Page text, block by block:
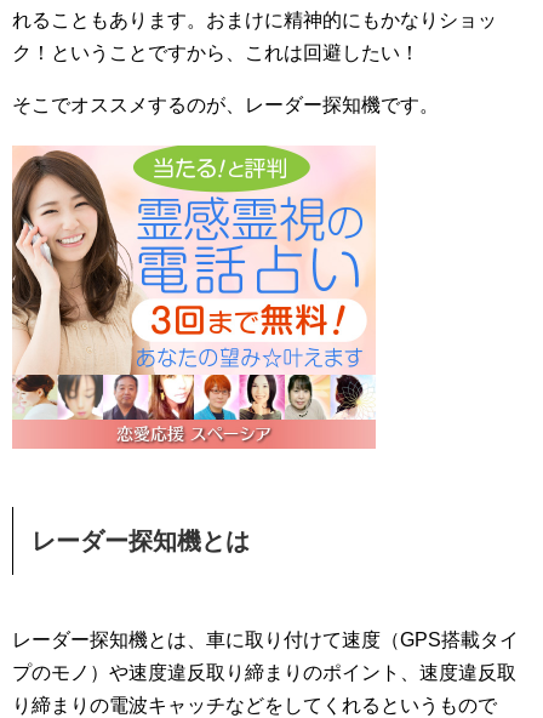
れることもあります。おまけに精神的にもかなりショッ
ク！ということですから、これは回避したい！
そこでオススメするのが、レーダー探知機です。
レーダー探知機とは
レーダー探知機とは、車に取り付けて速度（GPS搭載タイ
プのモノ）や速度違反取り締まりのポイント、速度違反取
り締まりの電波キャッチなどをしてくれるというもので